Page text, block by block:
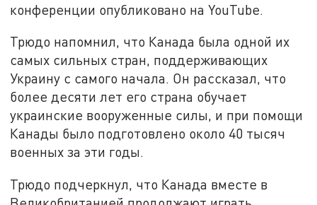
конференции опубликовано на YouTube.
Трюдо напомнил, что Канада была одной их
самых сильных стран, поддерживающих
Украину с самого начала. Он рассказал, что
более десяти лет его страна обучает
украинские вооруженные силы, и при помощи
Канады было подготовлено около 40 тысяч
военных за эти годы.
Трюдо подчеркнул, что Канада вместе в